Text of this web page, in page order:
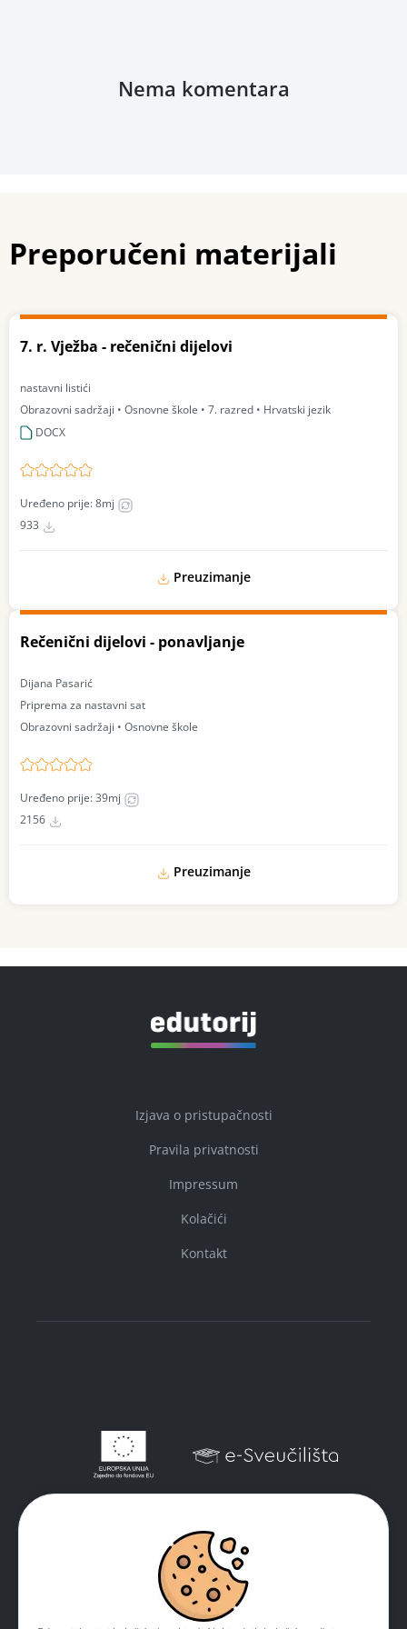
Nema komentara
Preporučeni materijali
7. r. Vježba - rečenični dijelovi
nastavni listići
Obrazovni sadržaji • Osnovne škole • 7. razred • Hrvatski jezik
DOCX
Uređeno prije: 8mj
933
Preuzimanje
Rečenični dijelovi - ponavljanje
Dijana Pasarić
Priprema za nastavni sat
Obrazovni sadržaji • Osnovne škole
Uređeno prije: 39mj
2156
Preuzimanje
Izjava o pristupačnosti
Pravila privatnosti
Impressum
Kolačići
Kontakt